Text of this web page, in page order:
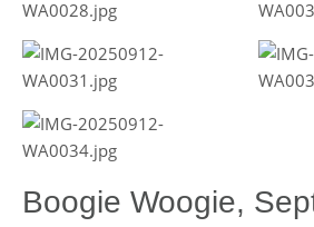
Boogie Woogie,